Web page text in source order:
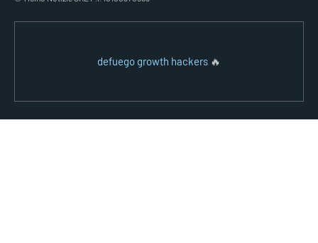
defuego growth hackers 🔥